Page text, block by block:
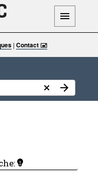
| Contact 🖃